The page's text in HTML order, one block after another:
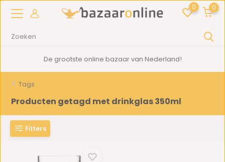
0 0
De grootste online bazaar van Nederland!
Tags
Producten getagd met drinkglas 350ml
Filters